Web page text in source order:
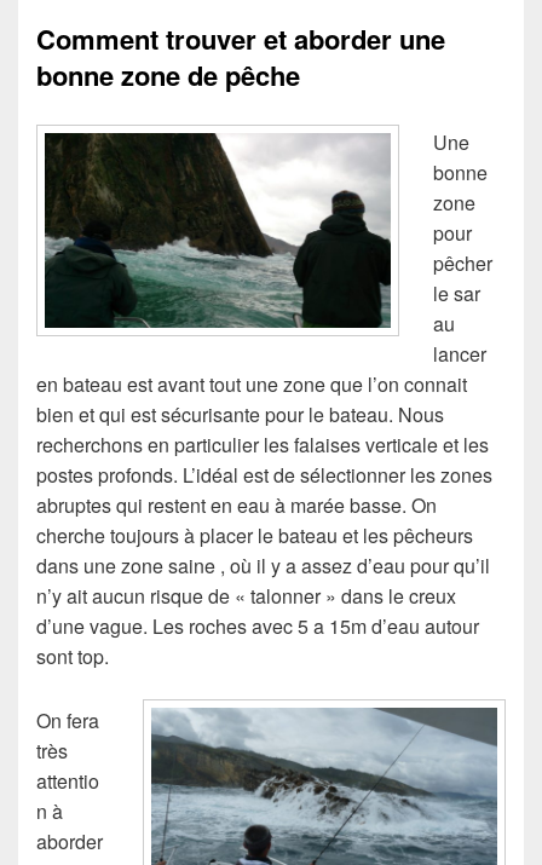
Comment trouver et aborder une
bonne zone de pêche
Une
bonne
zone
pour
pêcher
le sar
au
lancer
en bateau est avant tout une zone que l’on connait
bien et qui est sécurisante pour le bateau. Nous
recherchons en particulier les falaises verticale et les
postes profonds. L’idéal est de sélectionner les zones
abruptes qui restent en eau à marée basse. On
cherche toujours à placer le bateau et les pêcheurs
dans une zone saine , où il y a assez d’eau pour qu’il
n’y ait aucun risque de « talonner » dans le creux
d’une vague. Les roches avec 5 a 15m d’eau autour
sont top.
On fera
très
attentio
n à
aborder